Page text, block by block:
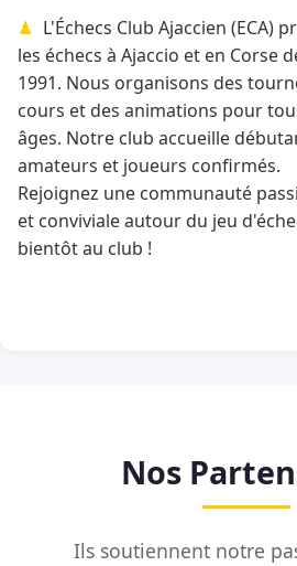
L'Échecs Club Ajaccien (ECA)
les échecs à Ajaccio et en Corse
1991. Nous organisons des
cours et des animations pour
âges. Notre club accueille
amateurs et joueurs confirmés.
Rejoignez une communauté
et conviviale autour du jeu
bientôt au club !
Nos
Ils soutiennent notre